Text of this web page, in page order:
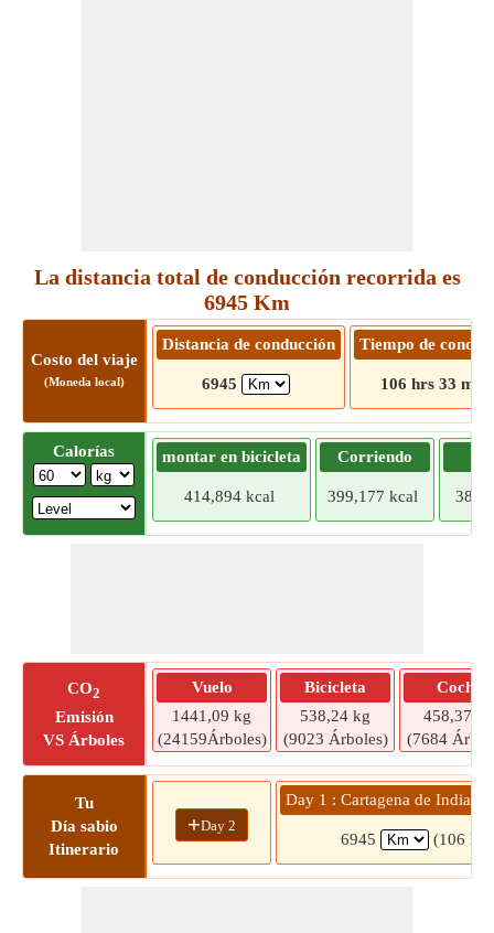
La distancia total de conducción recorrida es
6945 Km
Costo del viaje
(Moneda local)
Distancia de conducción
6945
Tiempo de
106 hrs 33 mins
Calorías montar en bicicleta
414,894 kcal
Corriendo
399,177 kcal
CO2
Emisión
VS Árboles
Vuelo
1441,09 kg
(24159Árboles)
Bicicleta
538,24 kg
(9023 Árboles)
Coche
458,37 kg
(7684
Tu
Día sabio
Itinerario
+Day 2
Day 1 : Cartagena de Indias
6945 (106